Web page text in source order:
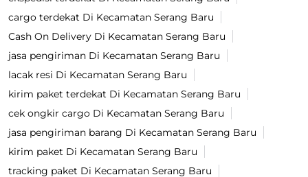
cargo terdekat Di Kecamatan Serang Baru
Cash On Delivery Di Kecamatan Serang Baru
jasa pengiriman Di Kecamatan Serang Baru
lacak resi Di Kecamatan Serang Baru
kirim paket terdekat Di Kecamatan Serang Baru
cek ongkir cargo Di Kecamatan Serang Baru
jasa pengiriman barang Di Kecamatan Serang Baru
kirim paket Di Kecamatan Serang Baru
tracking paket Di Kecamatan Serang Baru